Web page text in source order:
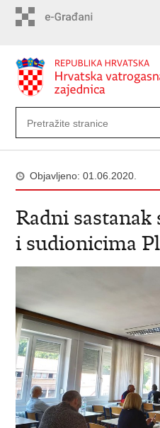
Objavljeno: 01.06.2020.
Radni
i sudionicima